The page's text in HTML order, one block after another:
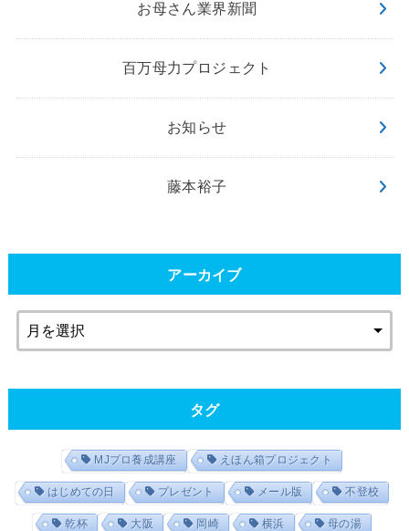
お母さん業界新聞
百万母力プロジェクト
お知らせ
藤本裕子
アーカイブ
タグ
MJプロ養成講座 えほん箱プロジェクト
はじめての日 プレゼント メール版 不登校
乾杯 大阪 岡崎 横浜 母の湯